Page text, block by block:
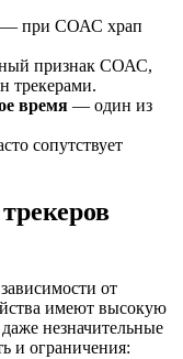
— при СОАС храп
признак СОАС,
трекерами.
время — один из
сопутствует
от
имеют высокую
незначительные
и ограничения: